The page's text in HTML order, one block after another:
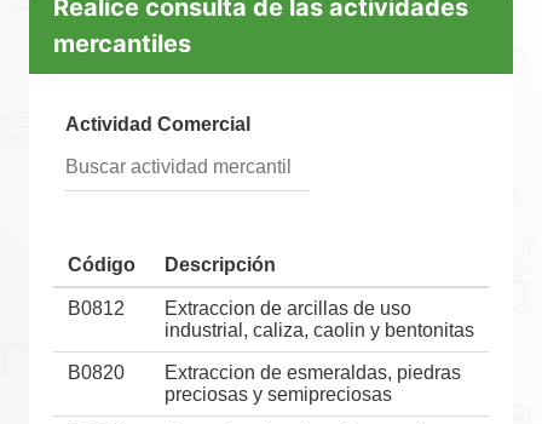
Realice consulta de las actividades
mercantiles
Actividad Comercial
Código Descripción
B0812
Extraccion de arcillas de uso
industrial, caliza, caolin y bentonitas
B0820
Extraccion de esmeraldas, piedras
preciosas y semipreciosas